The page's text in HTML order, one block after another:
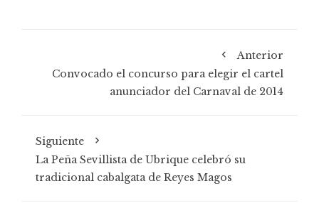
Anterior
Convocado el concurso para elegir el cartel
anunciador del Carnaval de 2014
Siguiente
La Peña Sevillista de Ubrique celebró su
tradicional cabalgata de Reyes Magos